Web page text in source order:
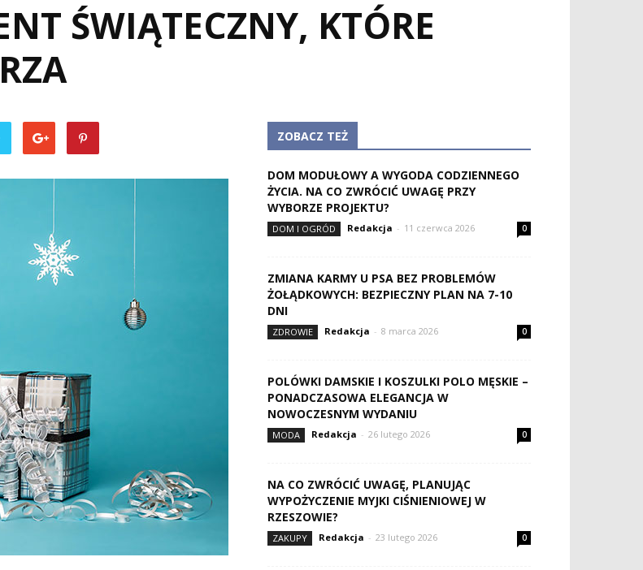
ŚWIĄTECZNY, KTÓRE
ZOBACZ TEŻ
DOM MODUŁOWY A WYGODA CODZIENNEGO
ŻYCIA. NA CO ZWRÓCIĆ UWAGĘ PRZY
WYBORZE PROJEKTU?
DOM I OGRÓD Redakcja - 11 czerwca 2026 0
ZMIANA KARMY U PSA BEZ PROBLEMÓW
ŻOŁĄDKOWYCH: BEZPIECZNY PLAN NA 7-10
DNI
ZDROWIE Redakcja - 8 marca 2026 0
POLÓWKI DAMSKIE I KOSZULKI POLO MĘSKIE –
PONADCZASOWA ELEGANCJA W
NOWOCZESNYM WYDANIU
MODA Redakcja - 26 lutego 2026 0
NA CO ZWRÓCIĆ UWAGĘ, PLANUJĄC
WYPOŻYCZENIE MYJKI CIŚNIENIOWEJ W
RZESZOWIE?
ZAKUPY Redakcja - 23 lutego 2026 0